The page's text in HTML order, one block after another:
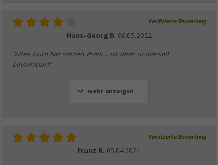
Verifizierte Bewertung
Hans-Georg B. 06.05.2022
"Alles Gute hat seinen Preis .. ist aber universell
einsetzbar!"
mehr anzeigen
Verifizierte Bewertung
Franz R. 05.04.2021